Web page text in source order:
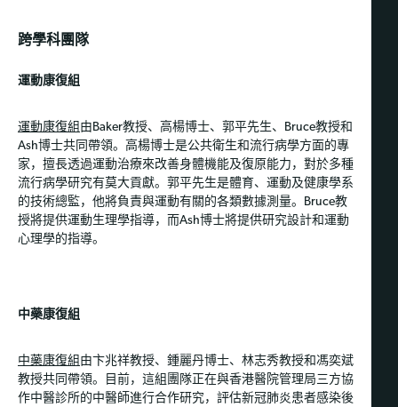
跨學科團隊
運動康復組
運動康復組 由Baker教授、高楊博士、郭平先生、Bruce教授和
Ash博士共同帶領。高楊博士是公共衛生和流行病學方面的專
家，擅長透過運動治療來改善身體機能及復原能力，對於多種
流行病學研究有莫大貢獻。郭平先生是體育、運動及健康學系
的技術總監，他將負責與運動有關的各類數據測量。Bruce教
授將提供運動生理學指導，而Ash博士將提供研究設計和運動
心理學的指導。
中藥康復組
中藥康復組 由卞兆祥教授、鍾麗丹博士、林志秀教授和馮奕斌
教授共同帶領。目前，這組團隊正在與香港醫院管理局三方協
作中醫診所的中醫師進行合作研究，評估新冠肺炎患者感染後